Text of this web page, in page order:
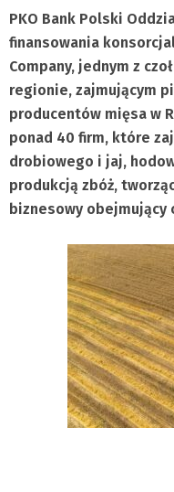
PKO Bank Polski
finansowania
Company, jednym z
regionie, zajmującym
producentów mięsa w
ponad 40 firm, które
drobiowego i jaj,
produkcją zbóż,
biznesowy obejmujący